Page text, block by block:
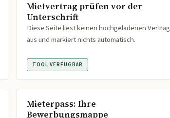
Mietvertrag prüfen vor der
Unterschrift
Diese Seite liest keinen hochgeladenen Vertrag
aus und markiert nichts automatisch.
TOOL VERFÜGBAR
Mieterpass: Ihre
Bewerbungsmappe